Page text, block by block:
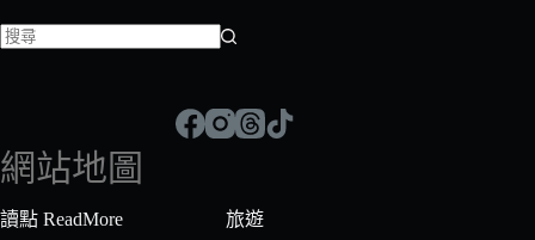
符
合
條
網站地圖
讀點 ReadMore
旅遊